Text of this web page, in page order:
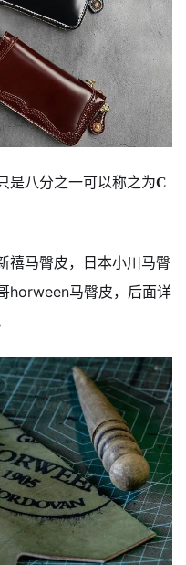
是八分之一可以称之为C
禧马臀皮，日本小川马臀
horween马臀皮，后面详